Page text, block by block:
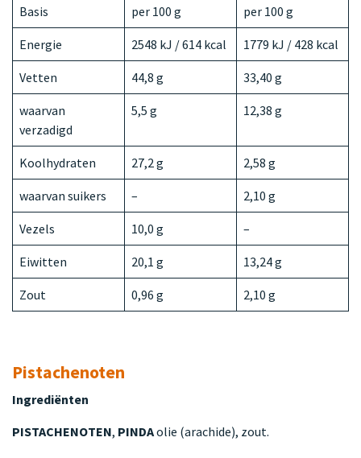
Basis per 100 g per 100 g
Energie 2548 kJ / 614 kcal 1779 kJ / 428 kcal
Vetten 44,8 g 33,40 g
waarvan
verzadigd
5,5 g 12,38 g
Koolhydraten 27,2 g 2,58 g
waarvan suikers – 2,10 g
Vezels 10,0 g –
Eiwitten 20,1 g 13,24 g
Zout 0,96 g 2,10 g
Pistachenoten
Ingrediënten
PISTACHENOTEN, PINDAolie (arachide), zout.